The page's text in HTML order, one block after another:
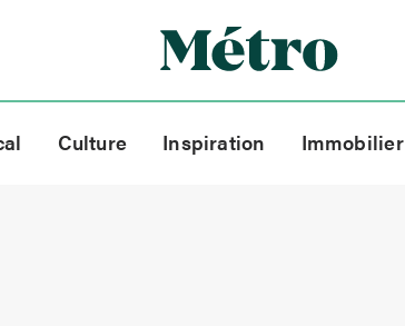
Culture Inspiration Immobilier